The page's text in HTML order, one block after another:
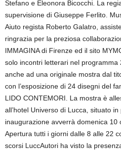
Stefano e Eleonora Bicocchi. La
supervisione di Giuseppe Ferlito.
Aiuto regista Roberto Galatro,
ringrazia per la preziosa
IMMAGINA di Firenze ed il sito
solo incontri letterari nel programma
anche ad una originale mostra dal
con l’esposizione di 24 disegni del
LIDO CONTEMORI. La mostra è
all’hotel Universo di Lucca, situato in
inaugurazione avverrà domenica 10
Apertura tutti i giorni dalle 8 alle 22
scorsi LuccAutori ha visto la